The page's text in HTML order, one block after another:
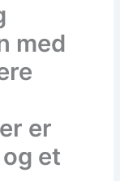
med
er
et